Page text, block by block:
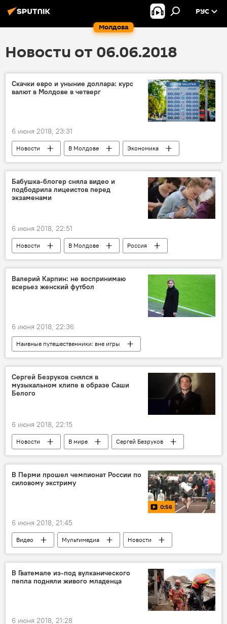
Молдова
РУС
Новости от 06.06.2018
Скачки евро и уныние доллара: курс
валют в Молдове в четверг
6 июня 2018, 23:31
Новости В Молдове
Экономика
Республика Молдова
курс валют
лей
какой курс валют завтра
Бабушка-блогер сняла видео и
подбодрила лицеистов перед
экзаменами
6 июня 2018, 22:51
Новости В Молдове
Россия
Россия
Краснодар
экзамены
ЕГЭ
экзамены на степень бакалавра
Валерий Карпин: не воспринимаю
всерьез женский футбол
6 июня 2018, 22:36
Наивные путешественники: вне игры
Сергей Безруков снялся в
музыкальном клипе в образе Саши
Белого
6 июня 2018, 22:15
Новости В мире
Сергей Безруков
музыка
рок-группа Культура
В Перми прошел чемпионат России по
силовому экстриму
0:56
6 июня 2018, 21:45
Видео Мультимедиа
Новости
Россия
чемпионат
В Гватемале из-под вулканического
пепла подняли живого младенца
6 июня 2018, 21:28